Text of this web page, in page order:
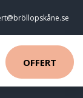
OFFERT